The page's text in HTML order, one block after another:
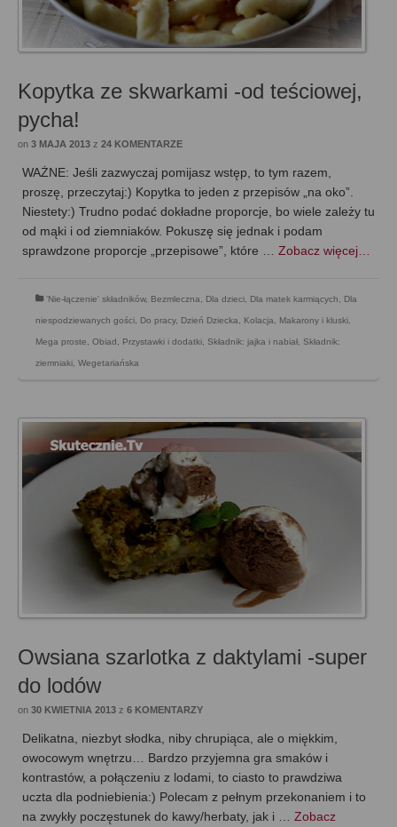
Kopytka ze skwarkami -od teściowej,
pycha!
on 3 MAJA 2013 z 24 KOMENTARZE
WAŻNE: Jeśli zazwyczaj pomijasz wstęp, to tym razem,
proszę, przeczytaj:) Kopytka to jeden z przepisów „na oko”.
Niestety:) Trudno podać dokładne proporcje, bo wiele zależy tu
od mąki i od ziemniaków. Pokuszę się jednak i podam
sprawdzone proporcje „przepisowe”, które … Zobacz więcej…
'Nie-łączenie' składników, Bezmleczna, Dla dzieci, Dla matek karmiących, Dla
niespodziewanych gości, Do pracy, Dzień Dziecka, Kolacja, Makarony i kluski,
Mega proste, Obiad , Przystawki i dodatki, Składnik: jajka i nabiał, Składnik:
ziemniaki, Wegetariańska
Owsiana szarlotka z daktylami -super
do lodów
on 30 KWIETNIA 2013 z 6 KOMENTARZY
Delikatna, niezbyt słodka, niby chrupiąca, ale o miękkim,
owocowym wnętrzu… Bardzo przyjemna gra smaków i
kontrastów, a połączeniu z lodami, to ciasto to prawdziwa
uczta dla podniebienia:) Polecam z pełnym przekonaniem i to
na zwykły poczęstunek do kawy/herbaty, jak i … Zobacz